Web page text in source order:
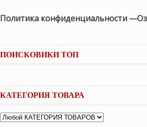
Политика конфиденциальности —
ПОИСКОВИКИ ТОП
КАТЕГОРИЯ ТОВАРА